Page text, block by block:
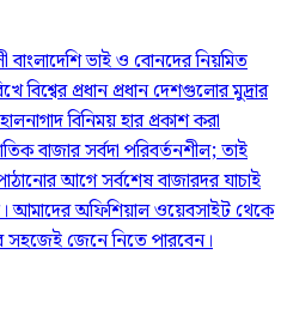
বাংলাদেশি ভাই ও বোনদের নিয়মিত
প্রধান প্রধান দেশগুলোর মুদ্রার
বিনিময় হার প্রকাশ করা
বাজার সর্বদা পরিবর্তনশীল; তাই
আগে সর্বশেষ বাজারদর যাচাই
আমাদের অফিশিয়াল ওয়েবসাইট থেকে
সহজেই জেনে নিতে পারবেন।